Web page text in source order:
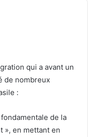
qui a avant un
de nombreux
:
de la
», en mettant en